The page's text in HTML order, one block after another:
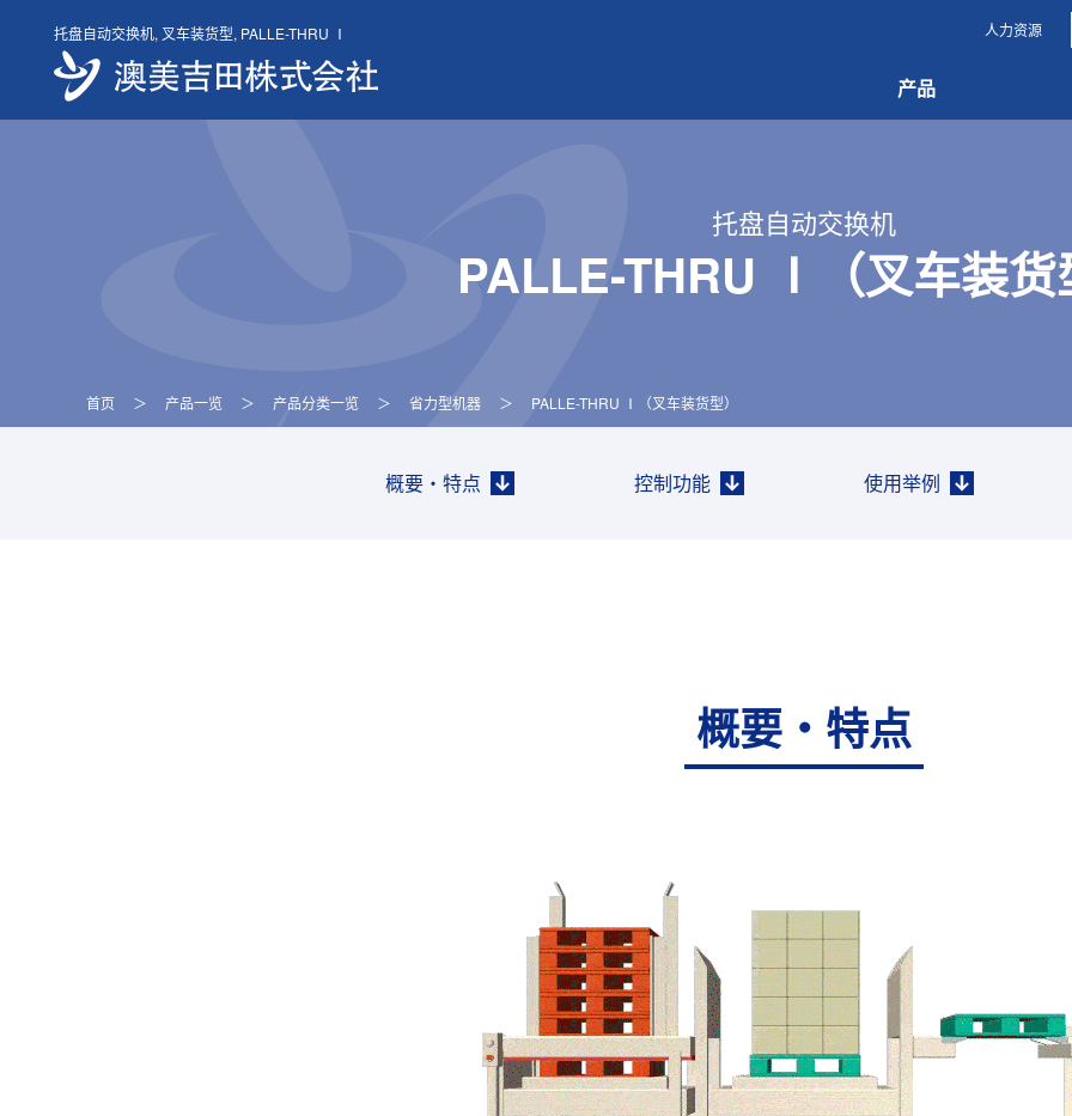
content
托盘自动交换机, 叉车装货型, PALLE-THRU Ⅰ
产品
人力资源
托盘自动交换机
PALLE-THRU Ⅰ（叉车装货
首页 ＞ 产品一览 ＞ 产品分类一览 ＞ 省力型机器 ＞ PALLE-THRU Ⅰ（叉车装货型）
概要・特点 控制功能 使用举例
概要・特点